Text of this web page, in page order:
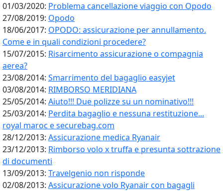
01/03/2020: Problema cancellazione viaggio con Opodo
27/08/2019: Opodo
18/06/2017: OPODO: assicurazione per annullamento.
Come e in quali condizioni procedere?
15/07/2015: Risarcimento assicurazione o compagnia
aerea?
23/08/2014: Smarrimento del bagaglio easyjet
03/08/2014: RIMBORSO MERIDIANA
25/05/2014: Aiuto!!! Due polizze su un nominativo!!!
25/03/2014: Perdita bagaglio e nessuna restituzione...
royal maroc e securebag.com
28/12/2013: Assicurazione medica Ryanair
23/12/2013: Rimborso volo x truffa e presunta sottrazione
di documenti
13/09/2013: Travelgenio non risponde
02/08/2013: Assicurazione volo Ryanair con bagagli